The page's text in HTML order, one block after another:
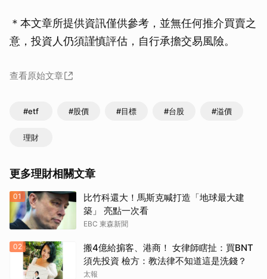
＊本文章所提供資訊僅供參考，並無任何推介買賣之
意，投資人仍須謹慎評估，自行承擔交易風險。
查看原始文章
#etf #股價 #目標 #台股 #溢價
理財
更多理財相關文章
01
比竹科還大！馬斯克喊打造「地球最大建
築」 亮點一次看
EBC 東森新聞
02
搬4億給掮客、港商！ 女律師瞎扯：買BNT
須先投資 檢方：教法律不知道這是洗錢？
太報